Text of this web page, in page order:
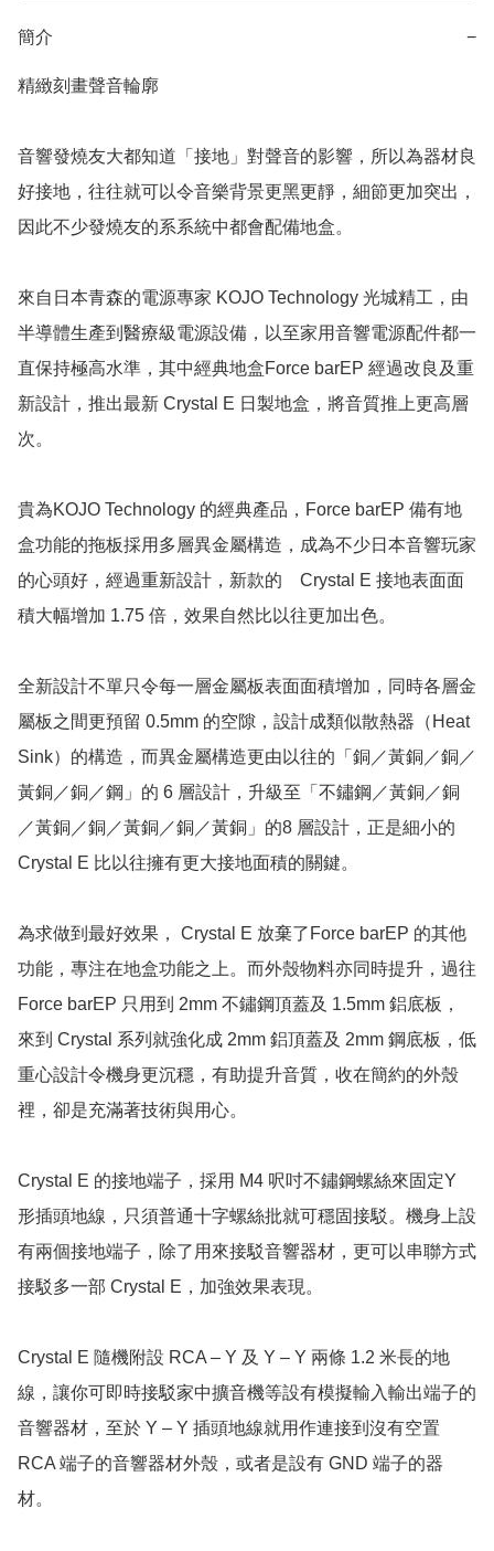
簡介 −
精緻刻畫聲音輪廓
音響發燒友大都知道「接地」對聲音的影響，所以為器材良
好接地，往往就可以令音樂背景更黑更靜，細節更加突出，
因此不少發燒友的系系統中都會配備地盒。
來自日本青森的電源專家 KOJO Technology 光城精工，由
半導體生產到醫療級電源設備，以至家用音響電源配件都一
直保持極高水準，其中經典地盒Force barEP 經過改良及重
新設計，推出最新 Crystal E 日製地盒，將音質推上更高層
次。
貴為KOJO Technology 的經典產品，Force barEP 備有地
盒功能的拖板採用多層異金屬構造，成為不少日本音響玩家
的心頭好，經過重新設計，新款的　Crystal E 接地表面面
積大幅增加 1.75 倍，效果自然比以往更加出色。
全新設計不單只令每一層金屬板表面面積增加，同時各層金
屬板之間更預留 0.5mm 的空隙，設計成類似散熱器（Heat
Sink）的構造，而異金屬構造更由以往的「銅／黃銅／銅／
黃銅／銅／鋼」的 6 層設計，升級至「不鏽鋼／黃銅／銅
／黃銅／銅／黃銅／銅／黃銅」的8 層設計，正是細小的
Crystal E 比以往擁有更大接地面積的關鍵。
為求做到最好效果， Crystal E 放棄了Force barEP 的其他
功能，專注在地盒功能之上。而外殼物料亦同時提升，過往
Force barEP 只用到 2mm 不鏽鋼頂蓋及 1.5mm 鋁底板，
來到 Crystal 系列就強化成 2mm 鋁頂蓋及 2mm 鋼底板，低
重心設計令機身更沉穩，有助提升音質，收在簡約的外殼
裡，卻是充滿著技術與用心。
Crystal E 的接地端子，採用 M4 呎吋不鏽鋼螺絲來固定Y
形插頭地線，只須普通十字螺絲批就可穩固接駁。機身上設
有兩個接地端子，除了用來接駁音響器材，更可以串聯方式
接駁多一部 Crystal E，加強效果表現。
Crystal E 隨機附設 RCA – Y 及 Y – Y 兩條 1.2 米長的地
線，讓你可即時接駁家中擴音機等設有模擬輸入輸出端子的
音響器材，至於 Y – Y 插頭地線就用作連接到沒有空置
RCA 端子的音響器材外殼，或者是設有 GND 端子的器
材。